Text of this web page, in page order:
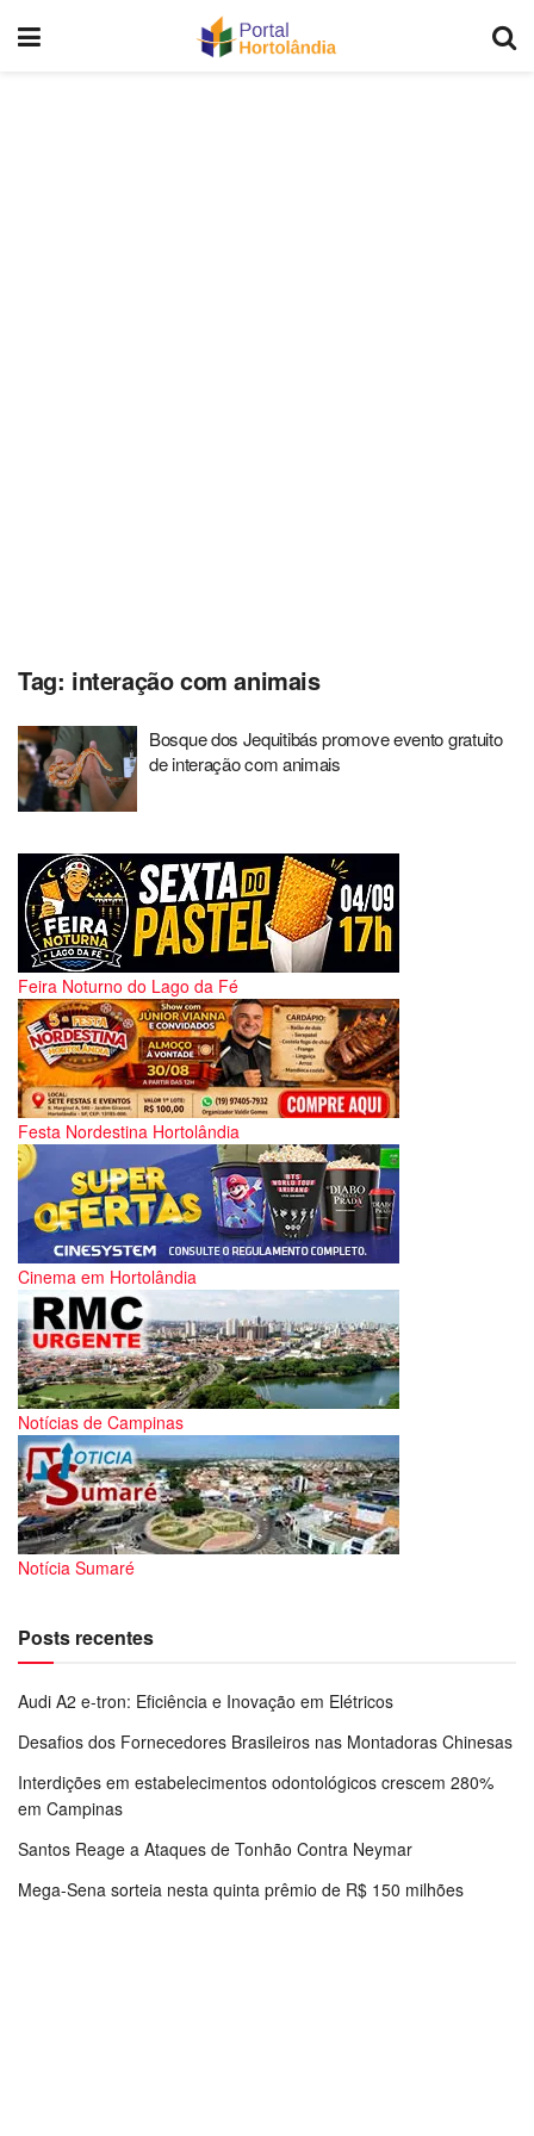
Tag: interação com animais
Bosque dos Jequitibás promove evento gratuito
de interação com animais
Feira Noturno do Lago da Fé
Festa Nordestina Hortolândia
Cinema em Hortolândia
Notícias de Campinas
Notícia Sumaré
Posts recentes
Audi A2 e-tron: Eficiência e Inovação em Elétricos
Desafios dos Fornecedores Brasileiros nas Montadoras Chinesas
Interdições em estabelecimentos odontológicos crescem 280%
em Campinas
Santos Reage a Ataques de Tonhão Contra Neymar
Mega-Sena sorteia nesta quinta prêmio de R$ 150 milhões